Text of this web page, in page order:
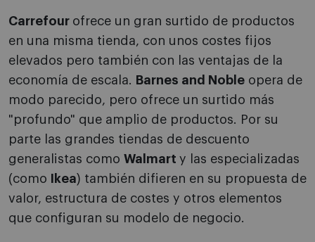
Carrefour ofrece un gran surtido de productos
en una misma tienda, con unos costes fijos
elevados pero también con las ventajas de la
economía de escala. Barnes and Noble opera de
modo parecido, pero ofrece un surtido más
"profundo" que amplio de productos. Por su
parte las grandes tiendas de descuento
generalistas como Walmart y las especializadas
(como
Ikea) también difieren en su propuesta de
valor, estructura de costes y otros elementos
que configuran su modelo de negocio.